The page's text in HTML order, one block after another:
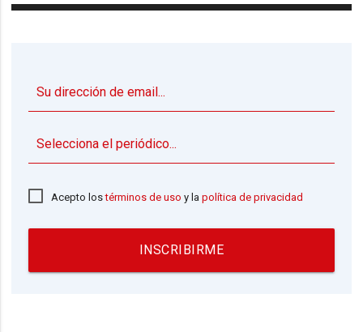
Acepto lostérminos de uso y lapolítica de privacidad
INSCRIBIRME